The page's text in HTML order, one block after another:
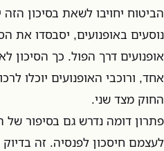
הביטוח יחויבו לשאת בסיכון
נוסעים באופנועים, יסבסדו את
אופנועים דרך הפול. כך הסיכון
אחד, ורוכבי האופנועים יוכלו
החוק מצד שני.
פתרון דומה נדרש גם בסיפור של
לעצמם חיסכון לפנסיה. זה